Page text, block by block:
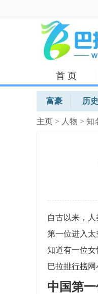
首 页
体育
富豪 历
主页 > 人物 > 知
自古以来，
第一位进入
知道有一位
巴拉排行榜网
中国第